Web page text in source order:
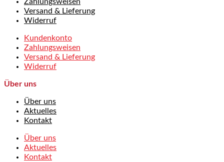
Zahlungsweisen
Versand & Lieferung
Widerruf
Kundenkonto
Zahlungsweisen
Versand & Lieferung
Widerruf
Über uns
Über uns
Aktuelles
Kontakt
Über uns
Aktuelles
Kontakt